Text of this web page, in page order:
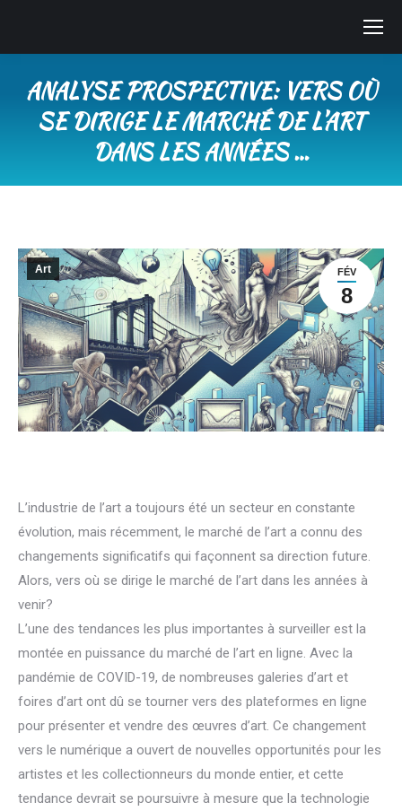
ANALYSE PROSPECTIVE: VERS OÙ
SE DIRIGE LE MARCHÉ DE L’ART
DANS LES ANNÉES …
FÉV
8
Art
L’industrie de l’art a toujours été un secteur en constante
évolution, mais récemment, le marché de l’art a connu des
changements significatifs qui façonnent sa direction future.
Alors, vers où se dirige le marché de l’art dans les années à
venir?
L’une des tendances les plus importantes à surveiller est la
montée en puissance du marché de l’art en ligne. Avec la
pandémie de COVID-19, de nombreuses galeries d’art et
foires d’art ont dû se tourner vers des plateformes en ligne
pour présenter et vendre des œuvres d’art. Ce changement
vers le numérique a ouvert de nouvelles opportunités pour les
artistes et les collectionneurs du monde entier, et cette
tendance devrait se poursuivre à mesure que la technologie